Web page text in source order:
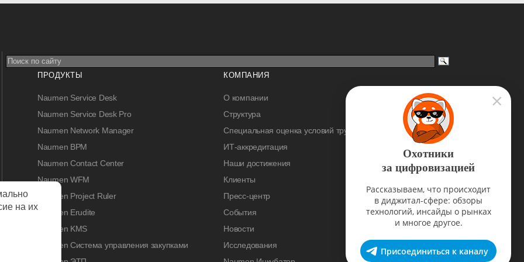
ПРОДУКТЫ
Naumen Service Desk
Naumen Service Desk Pro
Naumen Network Manager
Naumen BPM
Naumen Contact Center
Naumen WFM
Naumen Project Ruler
Naumen Erudite
Naumen KMS
Naumen Система управления закупками
КОМПАНИЯ
О компании
Структура
Специальная оценка условий труда
ИТ-аккредитация
Наши достижения
Клиенты
Пресс-центр
События
Новости
Исследования
на их
Охотники
за цифровизацией
Рассказываем, что происходит
в диджитал-сфере: обзоры
технологий, инсайды о рынках
и многое другое.
Присоединиться к каналу